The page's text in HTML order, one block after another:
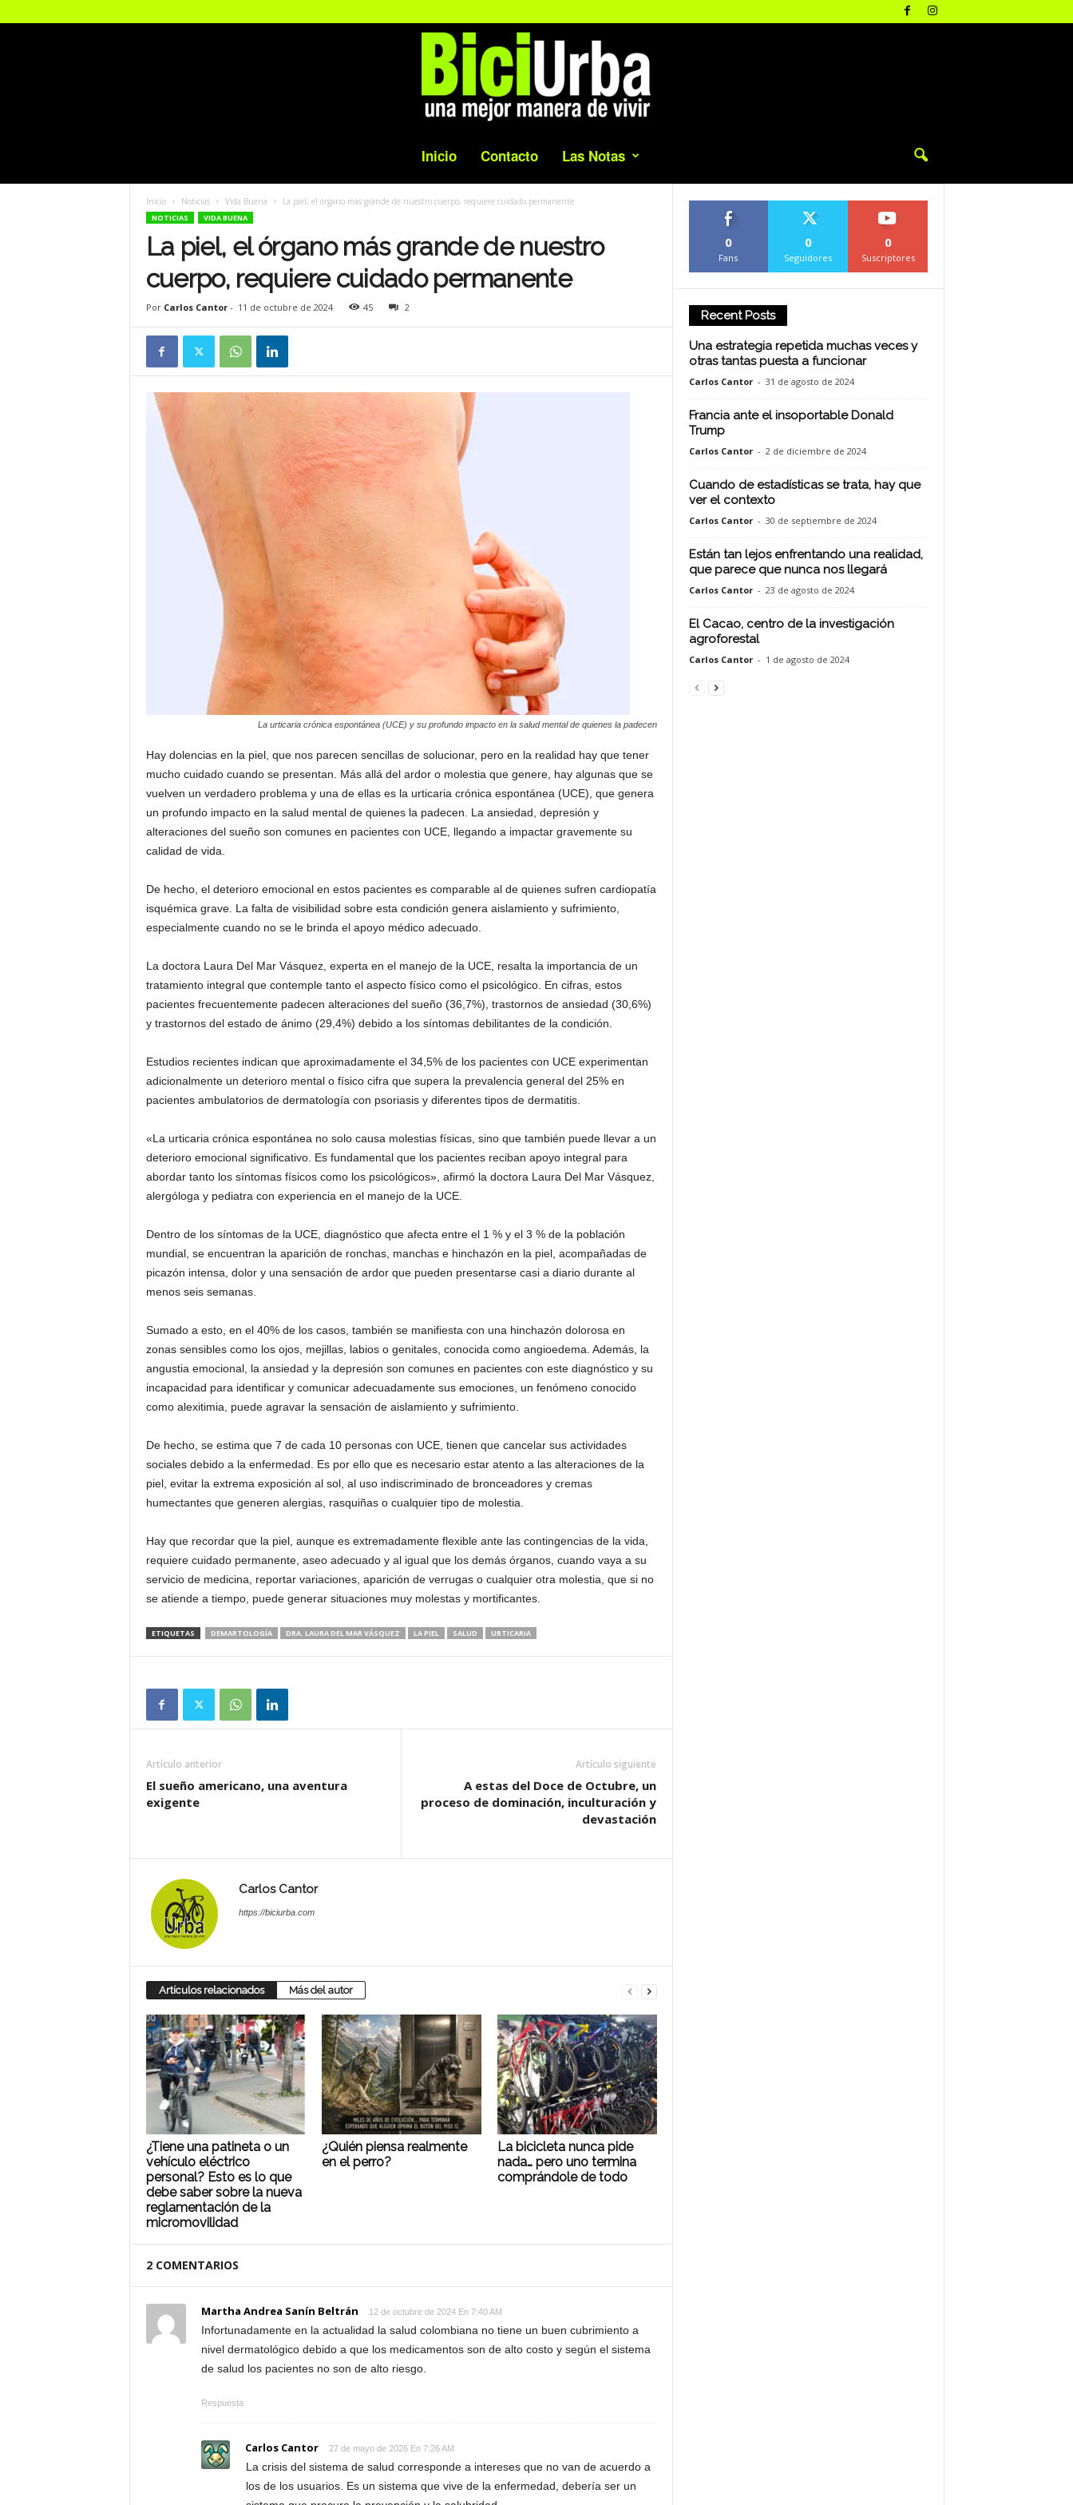
i
Inicio Contacto Las Notas
Inicio Noticias Vida Buena La piel, el órgano más grande de nuestro cuerpo, requiere cuidado permanente
NOTICIAS VIDA BUENA
La piel, el órgano más grande de nuestro
cuerpo, requiere cuidado permanente
Por Carlos Cantor- 11 de octubre de 2024 45 2
La urticaria crónica espontánea (UCE) y su profundo impacto en la salud mental de quienes la padecen
Hay dolencias en la piel, que nos parecen sencillas de solucionar, pero en la realidad hay que tener
mucho cuidado cuando se presentan. Más allá del ardor o molestia que genere, hay algunas que se
vuelven un verdadero problema y una de ellas es la urticaria crónica espontánea (UCE), que genera
un profundo impacto en la salud mental de quienes la padecen. La ansiedad, depresión y
alteraciones del sueño son comunes en pacientes con UCE, llegando a impactar gravemente su
calidad de vida.
De hecho, el deterioro emocional en estos pacientes es comparable al de quienes sufren cardiopatía
isquémica grave. La falta de visibilidad sobre esta condición genera aislamiento y sufrimiento,
especialmente cuando no se le brinda el apoyo médico adecuado.
La doctora Laura Del Mar Vásquez, experta en el manejo de la UCE, resalta la importancia de un
tratamiento integral que contemple tanto el aspecto físico como el psicológico. En cifras, estos
pacientes frecuentemente padecen alteraciones del sueño (36,7%), trastornos de ansiedad (30,6%)
y trastornos del estado de ánimo (29,4%) debido a los síntomas debilitantes de la condición.
Estudios recientes indican que aproximadamente el 34,5% de los pacientes con UCE experimentan
adicionalmente un deterioro mental o físico cifra que supera la prevalencia general del 25% en
pacientes ambulatorios de dermatología con psoriasis y diferentes tipos de dermatitis.
«La urticaria crónica espontánea no solo causa molestias físicas, sino que también puede llevar a un
deterioro emocional significativo. Es fundamental que los pacientes reciban apoyo integral para
abordar tanto los síntomas físicos como los psicológicos», afirmó la doctora Laura Del Mar Vásquez,
alergóloga y pediatra con experiencia en el manejo de la UCE.
Dentro de los síntomas de la UCE, diagnóstico que afecta entre el 1 % y el 3 % de la población
mundial, se encuentran la aparición de ronchas, manchas e hinchazón en la piel, acompañadas de
picazón intensa, dolor y una sensación de ardor que pueden presentarse casi a diario durante al
menos seis semanas.
Sumado a esto, en el 40% de los casos, también se manifiesta con una hinchazón dolorosa en
zonas sensibles como los ojos, mejillas, labios o genitales, conocida como angioedema. Además, la
angustia emocional, la ansiedad y la depresión son comunes en pacientes con este diagnóstico y su
incapacidad para identificar y comunicar adecuadamente sus emociones, un fenómeno conocido
como alexitimia, puede agravar la sensación de aislamiento y sufrimiento.
De hecho, se estima que 7 de cada 10 personas con UCE, tienen que cancelar sus actividades
sociales debido a la enfermedad. Es por ello que es necesario estar atento a las alteraciones de la
piel, evitar la extrema exposición al sol, al uso indiscriminado de bronceadores y cremas
humectantes que generen alergias, rasquiñas o cualquier tipo de molestia.
Hay que recordar que la piel, aunque es extremadamente flexible ante las contingencias de la vida,
requiere cuidado permanente, aseo adecuado y al igual que los demás órganos, cuando vaya a su
servicio de medicina, reportar variaciones, aparición de verrugas o cualquier otra molestia, que si no
se atiende a tiempo, puede generar situaciones muy molestas y mortificantes.
ETIQUETAS DEMARTOLOGÍA DRA. LAURA DEL MAR VÁSQUEZ LA PIEL SALUD URTICARIA
Artículo anterior
El sueño americano, una aventura
exigente
Artículo siguiente
A estas del Doce de Octubre, un
proceso de dominación, inculturación y
devastación
Carlos Cantor
https://biciurba.com
Artículos relacionados Más del autor
¿Tiene una patineta o un
vehículo eléctrico
personal? Esto es lo que
debe saber sobre la nueva
reglamentación de la
micromovilidad
¿Quién piensa realmente
en el perro?
La bicicleta nunca pide
nada… pero uno termina
comprándole de todo
2 COMENTARIOS
Martha Andrea Sanín Beltrán 12 de octubre de 2024 En 7:40 AM
Infortunadamente en la actualidad la salud colombiana no tiene un buen cubrimiento a
nivel dermatológico debido a que los medicamentos son de alto costo y según el sistema
de salud los pacientes no son de alto riesgo.
Respuesta
Carlos Cantor 27 de mayo de 2026 En 7:26 AM
La crisis del sistema de salud corresponde a intereses que no van de acuerdo a
los de los usuarios. Es un sistema que vive de la enfermedad, debería ser un
0
Fans
0
Seguidores
0
Suscriptores
Recent Posts
Una estrategia repetida muchas veces y
otras tantas puesta a funcionar
Carlos Cantor - 31 de agosto de 2024
Francia ante el insoportable Donald
Trump
Carlos Cantor - 2 de diciembre de 2024
Cuando de estadísticas se trata, hay que
ver el contexto
Carlos Cantor - 30 de septiembre de 2024
Están tan lejos enfrentando una realidad,
que parece que nunca nos llegará
Carlos Cantor - 23 de agosto de 2024
El Cacao, centro de la investigación
agroforestal
Carlos Cantor - 1 de agosto de 2024